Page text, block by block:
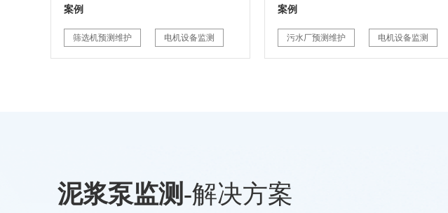
案例
筛选机预测维护 电机设备监测
案例
污水厂预测维护 电机设备监测
泥浆泵监测 -解决方案